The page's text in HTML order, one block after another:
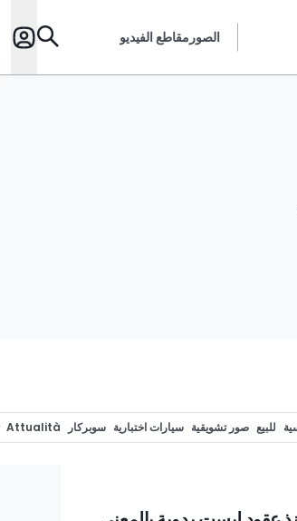
الصور مقاطع الفيديو
للبيع صور تشويقية سيارات اختبارية سوبركار Attualità